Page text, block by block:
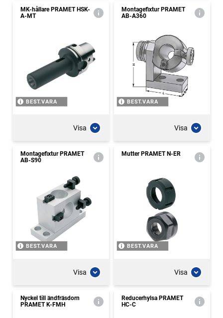
MK-hållare PRAMET HSK-
A-MT
BEST.VARA
Visa
Montagefixtur PRAMET
AB-A360
BEST.VARA
Visa
Montagefixtur PRAMET
AB-S90
BEST.VARA
Visa
Mutter PRAMET N-ER
BEST.VARA
Visa
Nyckel till ändfräsdorn
PRAMET K-FMH
Reducerhylsa PRAMET
HC-C